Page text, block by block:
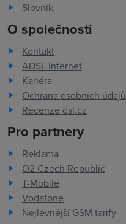
Slovník
O společnosti
Kontakt
ADSL Internet
Kariéra
Ochrana osobních údajů
Recenze dsl.cz
Pro partnery
Reklama
O2 Czech Republic
T-Mobile
Vodafone
Nejlevnější GSM tarify